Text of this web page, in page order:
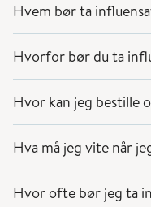
Hvem bør ta
Hvorfor bør du ta
Hvor kan jeg bestille
Hva må jeg vite når
Hvor ofte bør jeg ta